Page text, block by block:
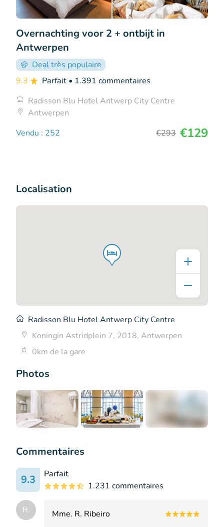
Overnachting voor 2 + ontbijt in
Antwerpen
Deal très populaire
9.3
Parfait • 1.391 commentaires
Radisson Blu Hotel Antwerp City Centre
Antwerpen
Vendu : 252
€293 €129
Photos
Commentaires
9.3
Parfait
1.231 commentaires
R. Mme. R. Ribeiro
Localisation
Radisson Blu Hotel Antwerp City Centre
Koningin Astridplein 7, 2018, Antwerpen
0km de la gare